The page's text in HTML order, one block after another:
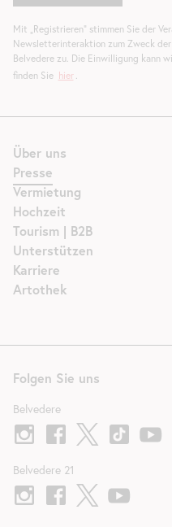
Über uns
Presse
Vermietung
Hochzeit
Tourism | B2B
Unterstützen
Karriere
Artothek
Folgen Sie uns
Belvedere
Belvedere 21
Mit „Registrieren“ stimmen Sie der
Newsletterinteraktion zum Zweck
Belvedere zu. Die Einwilligung kann
finden Sie hier .